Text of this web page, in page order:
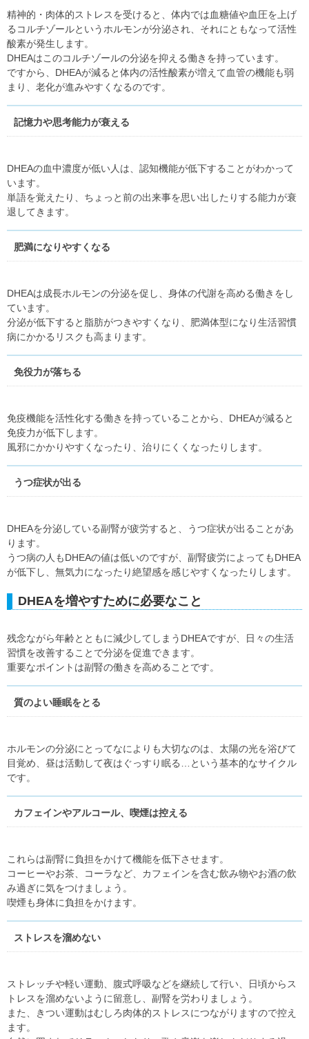
精神的・肉体的ストレスを受けると、体内では血糖値や血圧を上げ
るコルチゾールというホルモンが分泌され、それにともなって活性
酸素が発生します。
DHEAはこのコルチゾールの分泌を抑える働きを持っています。
ですから、DHEAが減ると体内の活性酸素が増えて血管の機能も弱
まり、老化が進みやすくなるのです。
記憶力や思考能力が衰える
DHEAの血中濃度が低い人は、認知機能が低下することがわかって
います。
単語を覚えたり、ちょっと前の出来事を思い出したりする能力が衰
退してきます。
肥満になりやすくなる
DHEAは成長ホルモンの分泌を促し、身体の代謝を高める働きをし
ています。
分泌が低下すると脂肪がつきやすくなり、肥満体型になり生活習慣
病にかかるリスクも高まります。
免役力が落ちる
免疫機能を活性化する働きを持っていることから、DHEAが減ると
免疫力が低下します。
風邪にかかりやすくなったり、治りにくくなったりします。
うつ症状が出る
DHEAを分泌している副腎が疲労すると、うつ症状が出ることがあ
ります。
うつ病の人もDHEAの値は低いのですが、副腎疲労によってもDHEA
が低下し、無気力になったり絶望感を感じやすくなったりします。
DHEAを増やすために必要なこと
残念ながら年齢とともに減少してしまうDHEAですが、日々の生活
習慣を改善することで分泌を促進できます。
重要なポイントは副腎の働きを高めることです。
質のよい睡眠をとる
ホルモンの分泌にとってなによりも大切なのは、太陽の光を浴びて
目覚め、昼は活動して夜はぐっすり眠る…という基本的なサイクル
です。
カフェインやアルコール、喫煙は控える
これらは副腎に負担をかけて機能を低下させます。
コーヒーやお茶、コーラなど、カフェインを含む飲み物やお酒の飲
み過ぎに気をつけましょう。
喫煙も身体に負担をかけます。
ストレスを溜めない
ストレッチや軽い運動、腹式呼吸などを継続して行い、日頃からス
トレスを溜めないように留意し、副腎を労わりましょう。
また、きつい運動はむしろ肉体的ストレスにつながりますので控え
ます。